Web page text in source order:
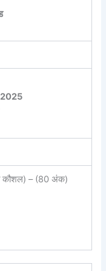
कौशल) – (80 अंक)